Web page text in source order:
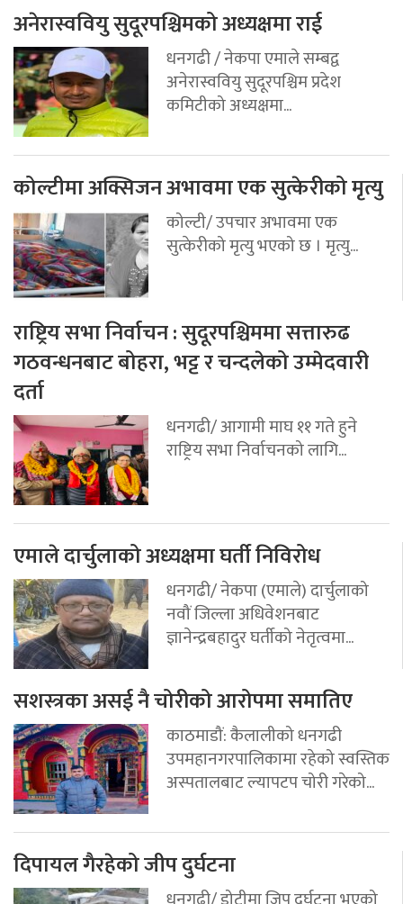
अनेरास्ववियु सुदूरपश्चिमको अध्यक्षमा राई
धनगढी / नेकपा एमाले सम्बद्व
अनेरास्ववियु सुदूरपश्चिम प्रदेश
कमिटीको अध्यक्षमा...
कोल्टीमा अक्सिजन अभावमा एक सुत्केरीको मृत्यु
कोल्टी/ उपचार अभावमा एक
सुत्केरीको मृत्यु भएको छ । मृत्यु...
राष्ट्रिय सभा निर्वाचन : सुदूरपश्चिममा सत्तारुढ
गठवन्धनबाट बोहरा, भट्ट र चन्दलेको उम्मेदवारी
दर्ता
धनगढी/ आगामी माघ ११ गते हुने
राष्ट्रिय सभा निर्वाचनको लागि...
एमाले दार्चुलाको अध्यक्षमा घर्ती निविरोध
धनगढी/ नेकपा (एमाले) दार्चुलाको
नवौं जिल्ला अधिवेशनबाट
ज्ञानेन्द्रबहादुर घर्तीको नेतृत्वमा...
सशस्त्रका असई नै चोरीको आरोपमा समातिए
काठमाडौं: कैलालीको धनगढी
उपमहानगरपालिकामा रहेको स्वस्तिक
अस्पतालबाट ल्यापटप चोरी गरेको...
दिपायल गैरहेको जीप दुर्घटना